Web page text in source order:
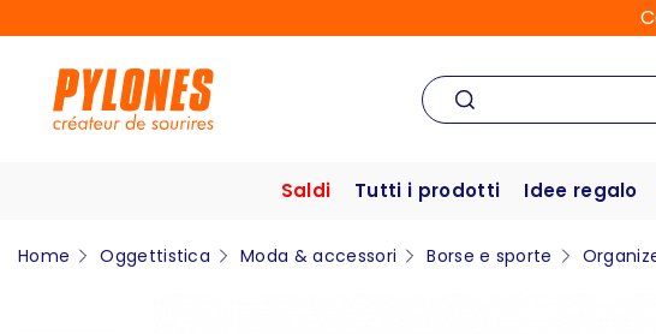
Saldi Tutti i prodotti Idee regalo
Home Oggettistica Moda & accessori Borse e sporte